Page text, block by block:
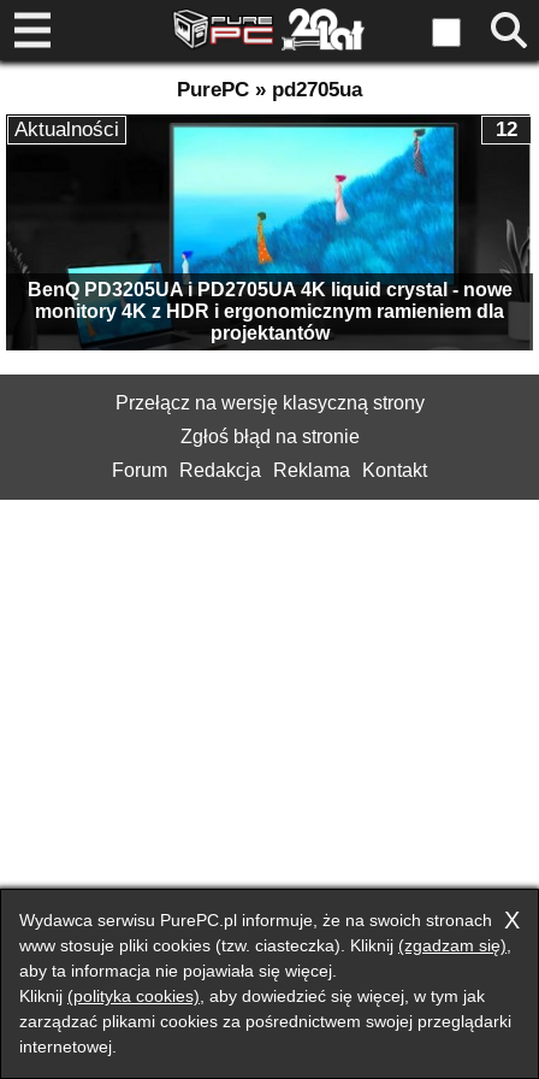
PurePC » pd2705ua
BenQ PD3205UA i PD2705UA 4K liquid crystal - nowe
monitory 4K z HDR i ergonomicznym ramieniem dla
projektantów
12
Aktualności
Przełącz na wersję klasyczną strony
Zgłoś błąd na stronie
Forum
Redakcja Reklama Kontakt
X
Wydawca serwisu PurePC.pl informuje, że na swoich stronach
www stosuje pliki cookies (tzw. ciasteczka). Kliknij (zgadzam się)
aby ta informacja nie pojawiała się więcej.
Kliknij (polityka cookies) , aby dowiedzieć się więcej, w tym jak
zarządzać plikami cookies za pośrednictwem swojej przeglądarki
internetowej.